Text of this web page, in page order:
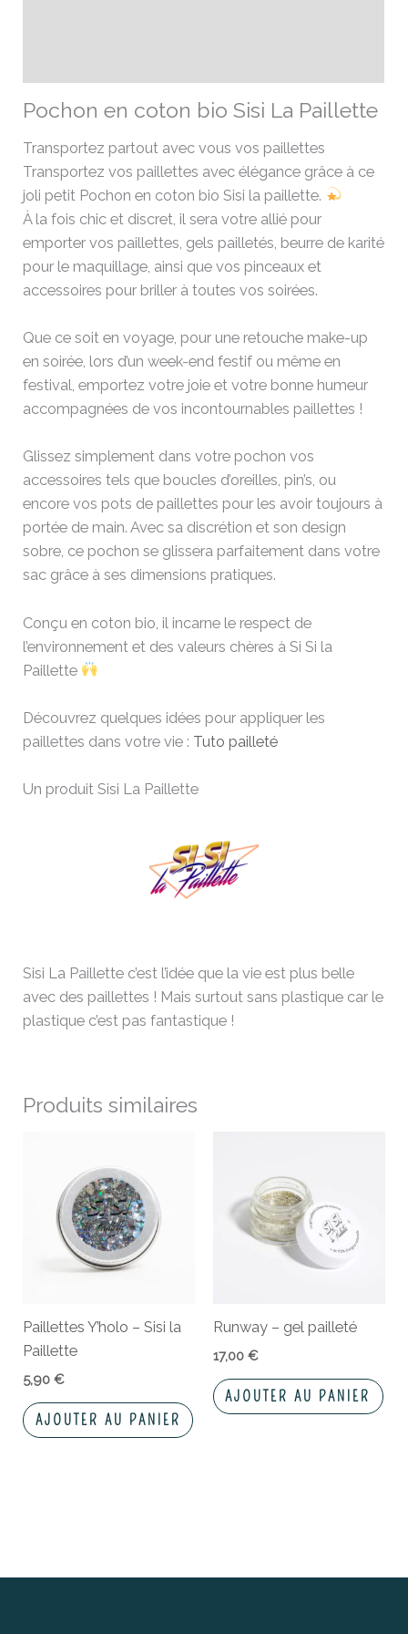
Pochon en coton bio Sisi La Paillette
Transportez partout avec vous vos paillettes
Transportez vos paillettes avec élégance grâce à ce
joli petit Pochon en coton bio Sisi la paillette.
À la fois chic et discret, il sera votre allié pour
emporter vos paillettes, gels pailletés, beurre de karité
pour le maquillage, ainsi que vos pinceaux et
accessoires pour briller à toutes vos soirées.
Que ce soit en voyage, pour une retouche make-up
en soirée, lors d’un week-end festif ou même en
festival, emportez votre joie et votre bonne humeur
accompagnées de vos incontournables paillettes !
Glissez simplement dans votre pochon vos
accessoires tels que boucles d’oreilles, pin’s, ou
encore vos pots de paillettes pour les avoir toujours à
portée de main. Avec sa discrétion et son design
sobre, ce pochon se glissera parfaitement dans votre
sac grâce à ses dimensions pratiques.
Conçu en coton bio, il incarne le respect de
l’environnement et des valeurs chères à Si Si la
Paillette
Découvrez quelques idées pour appliquer les
paillettes dans votre vie : Tuto pailleté
Un produit Sisi La Paillette
Sisi La Paillette c’est l’idée que la vie est plus belle
avec des paillettes ! Mais surtout sans plastique car le
plastique c’est pas fantastique !
Produits similaires
Paillettes Y’holo – Sisi la
Paillette
5,90€
AJOUTER AU PANIER
Runway – gel pailleté
17,00 €
AJOUTER AU PANIER